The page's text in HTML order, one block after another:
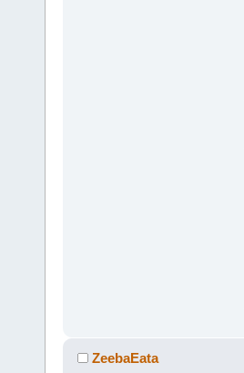
ZeebaEata